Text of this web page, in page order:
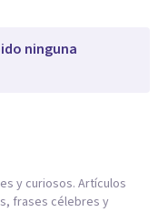
ninguna
y curiosos. Artículos
frases célebres y